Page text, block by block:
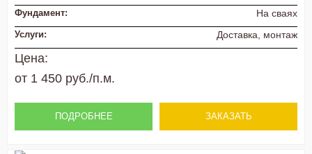
Фундамент: На сваях
Услуги: Доставка, монтаж
Цена:
от 1 450 руб./п.м.
ПОДРОБНЕЕ ЗАКАЗАТЬ